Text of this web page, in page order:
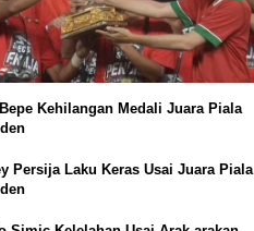
Kehilangan Medali Juara Piala
Persija Laku Keras Usai Juara Piala